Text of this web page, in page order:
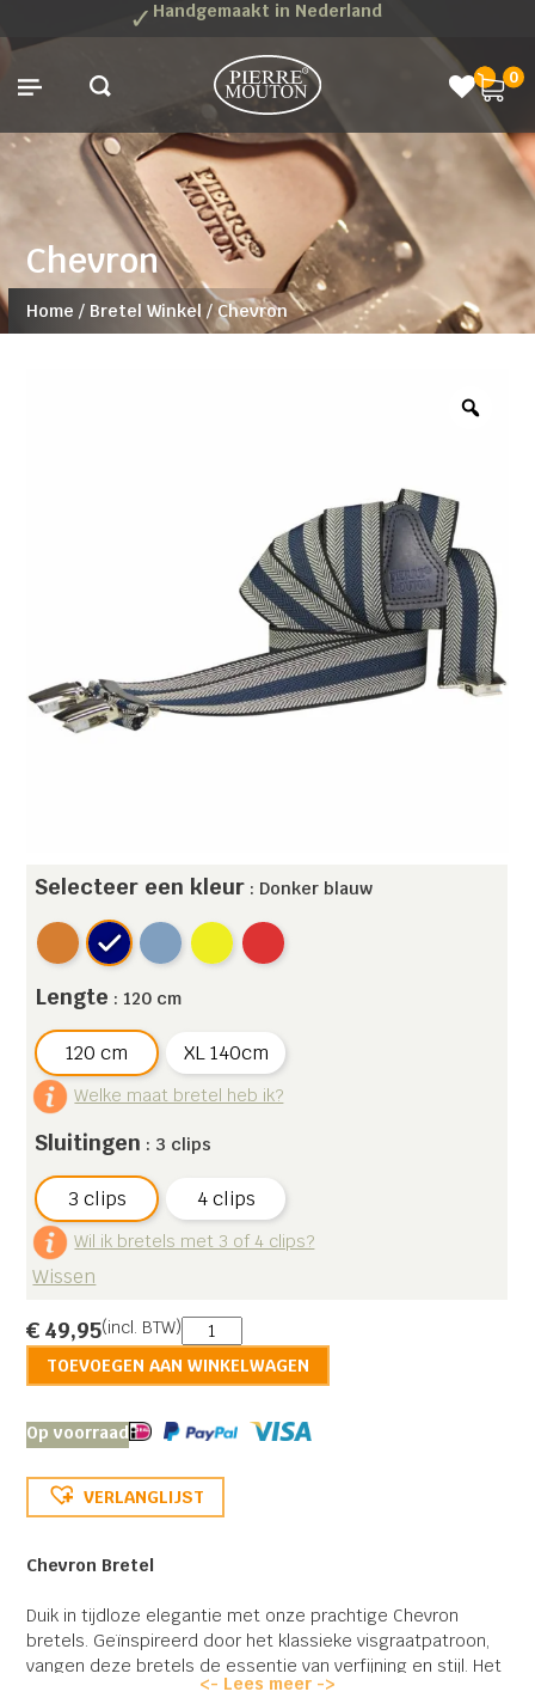
✓ Handgemaakt in Nederland
0
Chevron
Home / Bretel Winkel / Chevron
Selecteer een kleur : Donker blauw
Lengte : 120 cm
120 cm XL 140cm
Welke maat bretel heb ik?
Sluitingen : 3 clips
3 clips 4 clips
Wil ik bretels met 3 of 4 clips?
Wissen
€49,95(incl. BTW) Chevron
aantal
TOEVOEGEN AAN WINKELWAGEN
Op voorraad
VERLANGLIJST
Chevron Bretel
Duik in tijdloze elegantie met onze prachtige Chevron
bretels. Geïnspireerd door het klassieke visgraatpatroon,
vangen deze bretels de essentie van verfijning en stijl. Het
Chevron patroon, met zijn kenmerkende diagonale lijnen,
<- Lees meer ->